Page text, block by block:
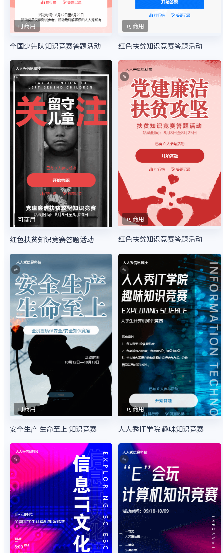
可商用
全国少先队知识竞赛答题活动
可商用
红色扶贫知识竞赛答题活动
可商用
红色扶贫知识竞赛答题活动
可商用
红色扶贫知识竞赛答题活动
可商用
安全生产 生命至上 知识竞赛
可商用
人人秀IT学院 趣味知识竞赛